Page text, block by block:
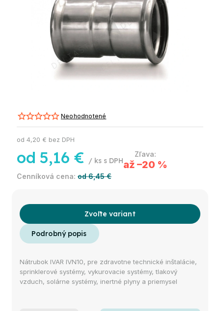
Neohodnotené
od 6,45 €
až –20 %
od 5,16 € / ks
od 4,20 € bez DPH
Zvoľte variant
Nátrubok IVAR IVN10, pre zdravotne technické inštalácie,
sprinklerové systémy, vykurovacie systémy, tlakový
vzduch, solárne systémy, inertné plyny a priemysel